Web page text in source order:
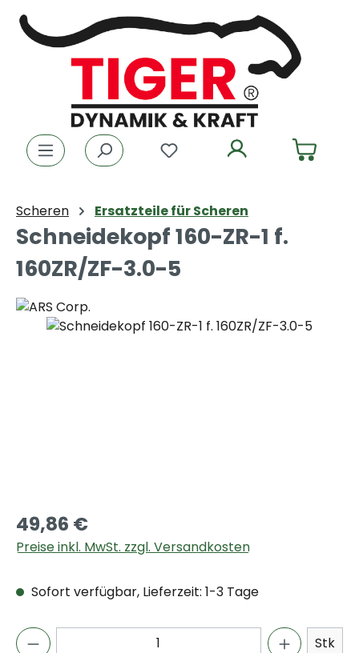
Zum Hauptinhalt springen
Du hast 0 Produkte auf
Scheren Ersatzteile für Scheren
Schneidekopf 160-ZR-1 f.
160ZR/ZF-3.0-5
Bildergalerie überspringen
49,86 €
Preise inkl. MwSt. zzgl. Versandkosten
Sofort verfügbar, Lieferzeit: 1-3 Tage
Stk